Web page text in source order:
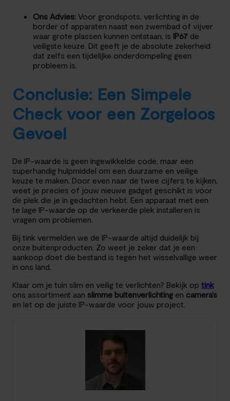
Ons Advies: Voor grondspots, verlichting in de
border of apparaten naast een zwembad of vijver
waar grote plassen kunnen ontstaan, is IP67 de
veiligste keuze. Dit geeft je de absolute zekerheid
dat zelfs een tijdelijke onderdompeling geen
probleem is.
Conclusie: Een Simpele
Check voor een Zorgeloos
Gevoel
De IP-waarde is geen ingewikkelde code, maar een
superhandig hulpmiddel om een duurzame en veilige
keuze te maken. Door even naar de twee cijfers te kijken,
weet je precies of jouw nieuwe gadget geschikt is voor
de plek die je in gedachten hebt. Een apparaat met een
te lage IP-waarde op de verkeerde plek installeren is
vragen om problemen.
Bij tink vermelden we de IP-waarde altijd duidelijk bij
onze buitenproducten. Zo weet je zeker dat je een
aankoop doet die bestand is tegen het wisselvallige weer
in ons land.
Klaar om je tuin slim en veilig te verlichten? Bekijk op tink
ons assortiment aan slimme buitenverlichting en camera’s
en let op de juiste IP-waarde voor jouw project.